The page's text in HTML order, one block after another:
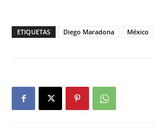
ETIQUETAS Diego Maradona México